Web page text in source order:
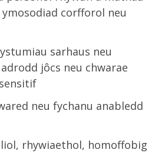
corfforol neu
sarhaus neu
jôcs neu chwarae
neu fychanu anabledd
rhywiaethol, homoffobig